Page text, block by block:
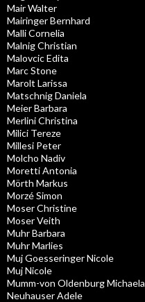
Mair Walter
Mairinger Bernhard
Malli Cornelia
Malnig Christian
Malovcic Edita
Marc Stone
Marolt Larissa
Matschnig Daniela
Meier Barbara
Merlini Christina
Milici Tereze
Millesi Peter
Molcho Nadiv
Moretti Antonia
Mörth Markus
Morzé Simon
Moser Christine
Moser Veith
Muhr Barbara
Muhr Marlies
Muj Goesseringer Nicole
Muj Nicole
Mumm-von Oldenburg Michaela
Neuhauser Adele